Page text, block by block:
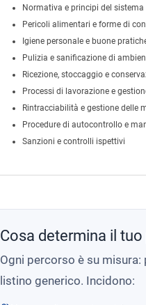
Normativa e principi del sistema
Pericoli alimentari e forme di
Igiene personale e buone
Pulizia e sanificazione di
Ricezione, stoccaggio e
Processi di lavorazione e
Rintracciabilità e gestione delle
Procedure di autocontrollo e
Sanzioni e controlli ispettivi
Cosa determina il
Ogni percorso è su
listino generico. Incidono: